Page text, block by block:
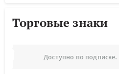
Торговые знаки
Доступно по подписке.